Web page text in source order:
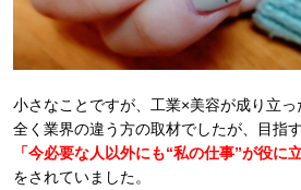
小さなことですが、工業×美容が成り立っ
全く業界の違う方の取材でしたが、目指
「今必要な人以外にも“私の仕事”が役に立
をされていました。